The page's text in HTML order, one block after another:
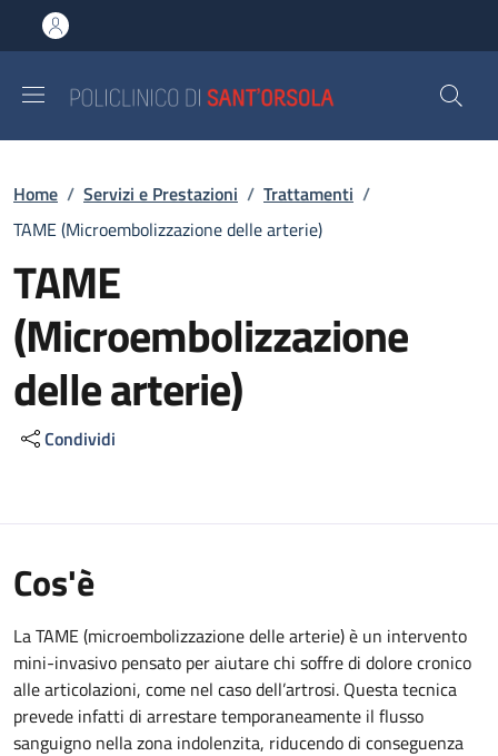
al contenuto principale
to footer content
Briciole di pane
Home / Servizi e Prestazioni / Trattamenti /
TAME (Microembolizzazione delle arterie)
TAME
(Microembolizzazione
delle arterie)
Condividi
Cos'è
La TAME (microembolizzazione delle arterie) è un intervento
mini-invasivo pensato per aiutare chi soffre di dolore cronico
alle articolazioni, come nel caso dell’artrosi. Questa tecnica
prevede infatti di arrestare temporaneamente il flusso
sanguigno nella zona indolenzita, riducendo di conseguenza